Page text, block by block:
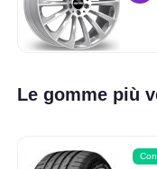
Le gomme più